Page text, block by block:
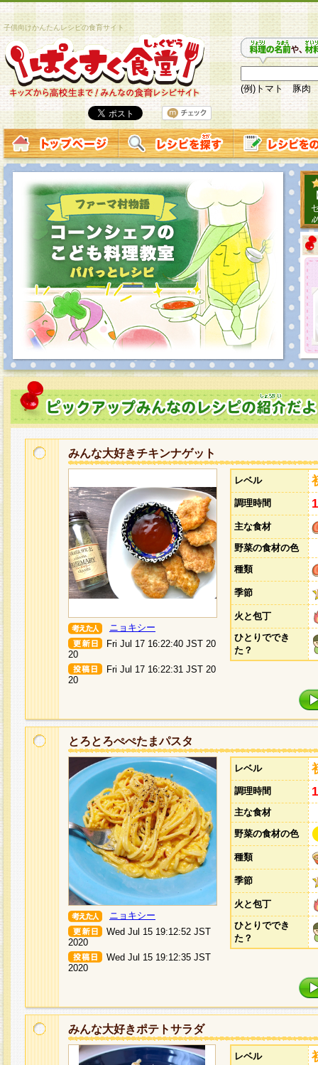
子供向けかんたんレシピの食育サイト
(例)トマト 豚肉
みんな大好きチキンナゲット
ニョキシー
Fri Jul 17 16:22:40 JST 20
20
Fri Jul 17 16:22:31 JST 20
20
レベル
調理時間
主な食材
野菜の食材の色
種類
季節
火と包丁
ひとりででき
た？
とろとろぺぺたまパスタ
ニョキシー
Wed Jul 15 19:12:52 JST
2020
Wed Jul 15 19:12:35 JST
2020
レベル
調理時間
主な食材
野菜の食材の色
種類
季節
火と包丁
ひとりででき
た？
みんな大好きポテトサラダ
レベル